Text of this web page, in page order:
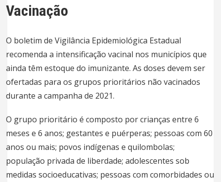
Vacinação
O boletim de Vigilância Epidemiológica Estadual
recomenda a intensificação vacinal nos municípios que
ainda têm estoque do imunizante. As doses devem ser
ofertadas para os grupos prioritários não vacinados
durante a campanha de 2021.
O grupo prioritário é composto por crianças entre 6
meses e 6 anos; gestantes e puérperas; pessoas com 60
anos ou mais; povos indígenas e quilombolas;
população privada de liberdade; adolescentes sob
medidas socioeducativas; pessoas com comorbidades ou